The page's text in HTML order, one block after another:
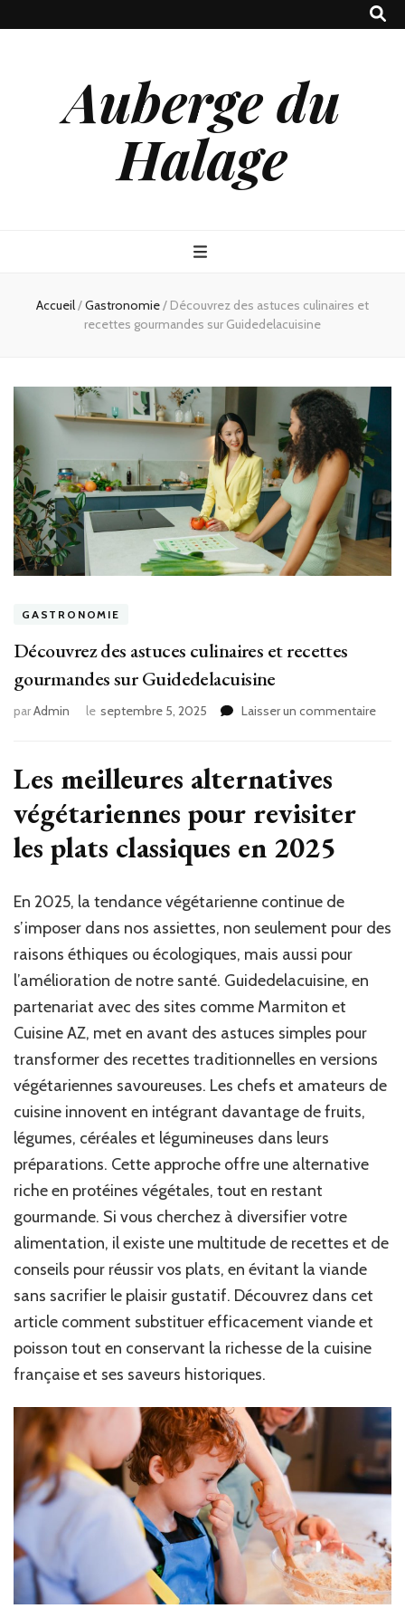
Auberge du
Halage
Accueil/Gastronomie/ Découvrez des astuces culinaires et
recettes gourmandes sur Guidedelacuisine
GASTRONOMIE
Découvrez des astuces culinaires et recettes
gourmandes sur Guidedelacuisine
parAdmin le septembre 5, 2025 Laisser un commentairesur
Les meilleures alternatives
végétariennes pour revisiter
les plats classiques en 2025
En 2025, la tendance végétarienne continue de
s’imposer dans nos assiettes, non seulement pour des
raisons éthiques ou écologiques, mais aussi pour
l’amélioration de notre santé. Guidedelacuisine, en
partenariat avec des sites comme Marmiton et
Cuisine AZ, met en avant des astuces simples pour
transformer des recettes traditionnelles en versions
végétariennes savoureuses. Les chefs et amateurs de
cuisine innovent en intégrant davantage de fruits,
légumes, céréales et légumineuses dans leurs
préparations. Cette approche offre une alternative
riche en protéines végétales, tout en restant
gourmande. Si vous cherchez à diversifier votre
alimentation, il existe une multitude de recettes et de
conseils pour réussir vos plats, en évitant la viande
sans sacrifier le plaisir gustatif. Découvrez dans cet
article comment substituer efficacement viande et
poisson tout en conservant la richesse de la cuisine
française et ses saveurs historiques.